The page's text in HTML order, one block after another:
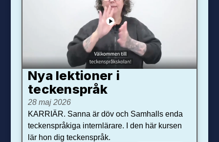
Nya lektioner i
teckenspråk
28 maj 2026
KARRIÄR. Sanna är döv och Samhalls enda
teckenspråkiga internlärare. I den här kursen
lär hon dig teckenspråk.